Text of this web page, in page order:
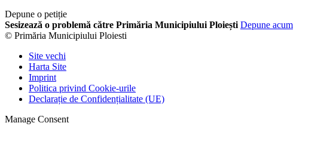
Depune o petiție
Sesizează o problemă către Primăria Municipiului Ploiești Depune acum
© Primăria Municipiului Ploiesti
Site vechi
Harta Site
Imprint
Politica privind Cookie-urile
Declarație de Confidențialitate (UE)
Manage Consent